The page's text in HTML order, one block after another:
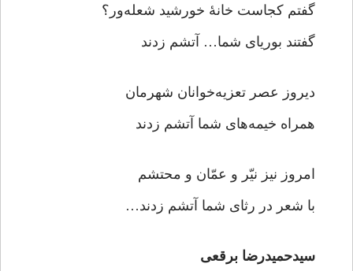
گفتم کجاست خانۀ خورشید شعله‌ور؟
گفتند بوریای شما… آتشم زدند
دیروز عصر تعزیه‌خوانان شهرمان
همراه خیمه‌های شما آتشم زدند
امروز نیز نیّر و عمّان و محتشم
با شعر در رثای شما آتشم زدند…
سیدحمیدرضا برقعی